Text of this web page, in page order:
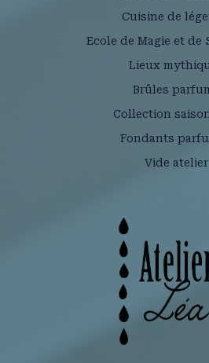
Cuisine de
Ecole de Magie et de
Lieux
Brûles
Collection
Fondants
Vide atelier